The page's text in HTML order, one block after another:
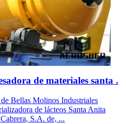
de materiales santa .
Bellas Molinos Industriales
de lácteos Santa Anita
S.A. de, ...